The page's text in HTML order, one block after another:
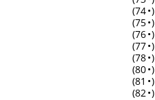
(74•)
(75•)
(76•)
(77•)
(78•)
(80•)
(81 •)
(82•)